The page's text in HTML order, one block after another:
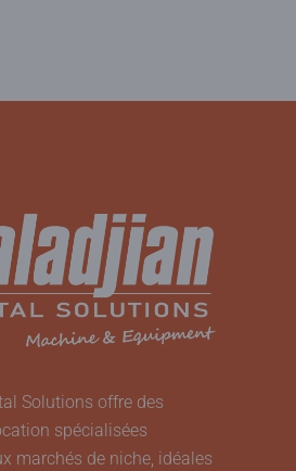
Solutions offre des
spécialisées
marchés de niche, idéales